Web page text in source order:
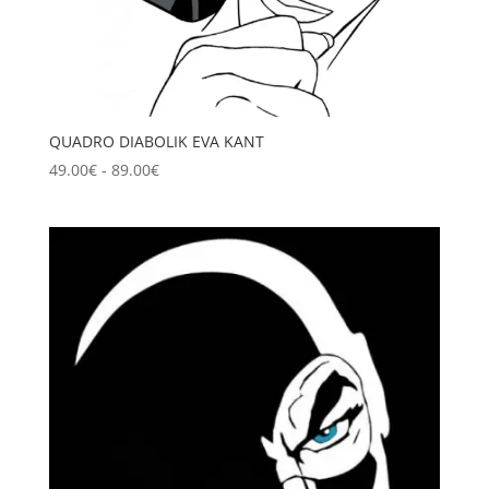
QUADRO DIABOLIK EVA KANT
49.00€ - 89.00€Fascia
da
49.00€